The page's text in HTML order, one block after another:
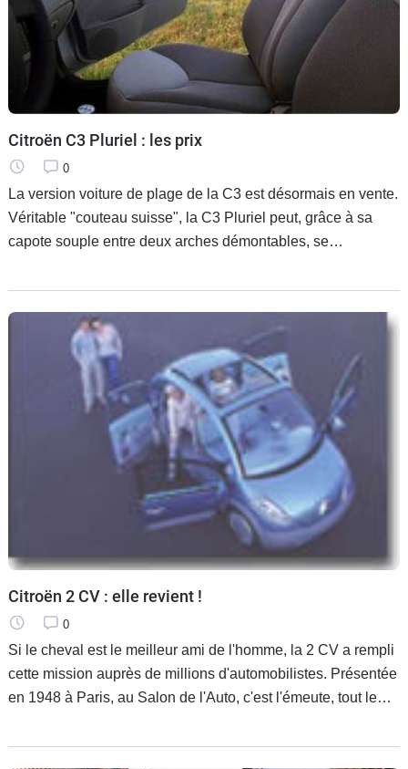
Citroën C3 Pluriel : les prix
0
La version voiture de plage de la C3 est désormais en vente.
Véritable "couteau suisse", la C3 Pluriel peut, grâce à sa
capote souple entre deux arches démontables, se
cabriolet,
Citroën 2 CV : elle revient !
0
Si le cheval est le meilleur ami de l'homme, la 2 CV a rempli
cette mission auprès de millions d'automobilistes. Présentée
en 1948 à Paris, au Salon de l'Auto, c'est l'émeute, tout le